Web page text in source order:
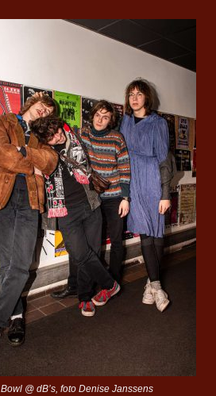
Bowl @ dB’s, foto Denise Janssens